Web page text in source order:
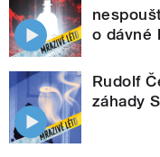
o dávné
Rudolf
záhady